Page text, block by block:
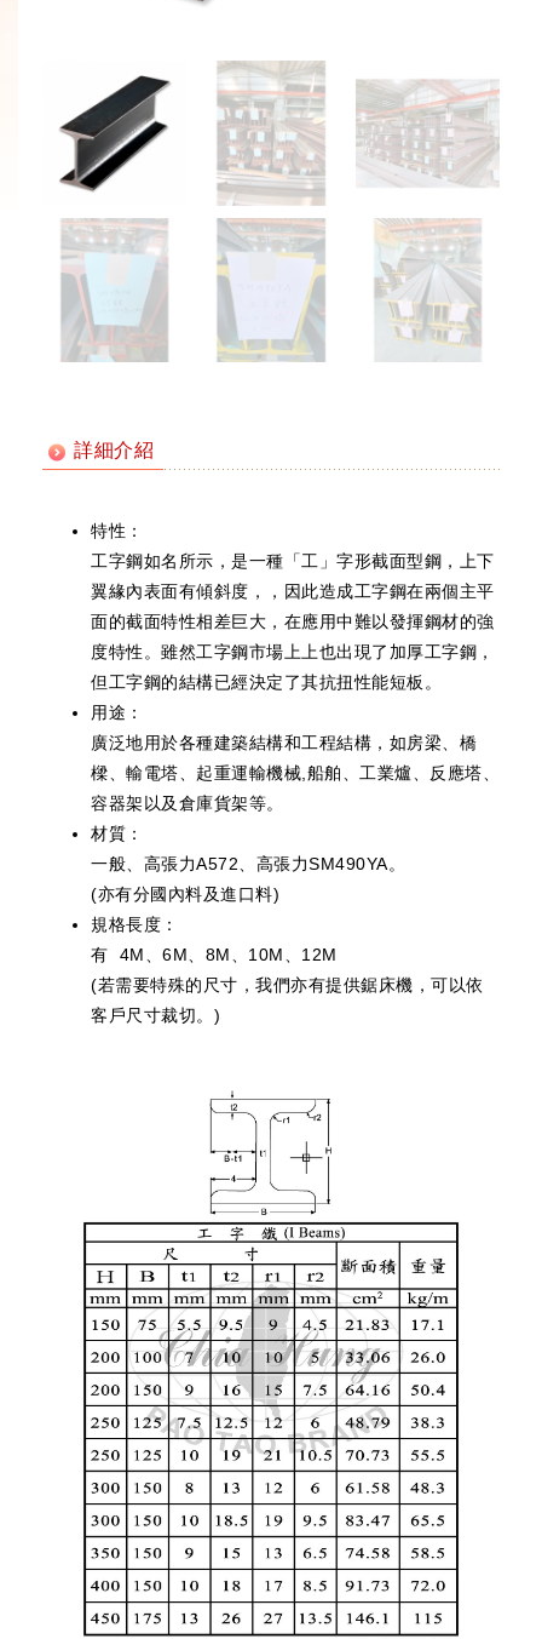
詳細介紹
特性：
工字鋼如名所示，是一種「工」字形截面型鋼，上下
翼緣內表面有傾斜度，，因此造成工字鋼在兩個主平
面的截面特性相差巨大，在應用中難以發揮鋼材的強
度特性。雖然工字鋼市場上上也出現了加厚工字鋼，
但工字鋼的結構已經決定了其抗扭性能短板。
用途：
廣泛地用於各種建築結構和工程結構，如房梁、橋
樑、輸電塔、起重運輸機械,船舶、工業爐、反應塔、
容器架以及倉庫貨架等。
材質：
一般、高張力A572、高張力SM490YA。
(亦有分國內料及進口料)
規格長度：
有 4M、6M、8M、10M、12M
(若需要特殊的尺寸，我們亦有提供鋸床機，可以依
客戶尺寸裁切。)